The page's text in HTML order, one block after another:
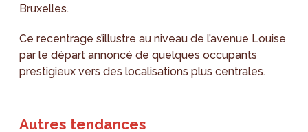
Bruxelles.
Ce recentrage s’illustre au niveau de l’avenue Louise
par le départ annoncé de quelques occupants
prestigieux vers des localisations plus centrales.
Autres tendances